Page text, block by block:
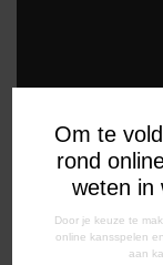
Om te
rond
weten in
Door je keuze te
online kansspelen
aan